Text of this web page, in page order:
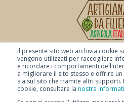
Il presente sito web archivia cookie
vengono utilizzati per raccogliere
e ricordare i comportamenti
a migliorare il sito stesso e offrire
sia sul sito che tramite altri
cookie, consultare la nostra